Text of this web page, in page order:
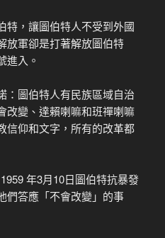
特，讓圖伯特人不受到外國
放軍卻是打著解放圖伯特
進入。
：圖伯特人有民族區域自治
改變、達賴喇嘛和班禪喇嘛
信仰和文字，所有的改革都
年3月10日圖伯特抗暴發
們答應「不會改變」的事